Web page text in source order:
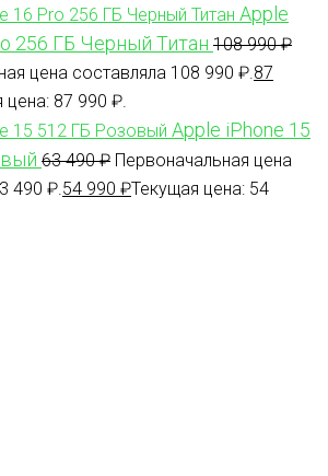
Apple
256 ГБ Черный Титан 108 990₽
цена составляла 108 990 ₽. 87
цена: 87 990 ₽.
Apple iPhone 15
63 490₽ Первоначальная цена
490 ₽. 54 990 ₽Текущая цена: 54